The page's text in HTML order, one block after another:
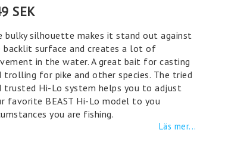
SEK
bulky silhouette makes it stand out against
backlit surface and creates a lot of
in the water. A great bait for casting
trolling for pike and other species. The tried
trusted Hi-Lo system helps you to adjust
favorite BEAST Hi-Lo model to you
you are fishing.
Läs mer...